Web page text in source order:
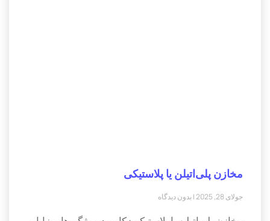
مخازن پلی‌اتیلن یا پلاستیکی
جولای 28, 2025 بدون دیدگاه